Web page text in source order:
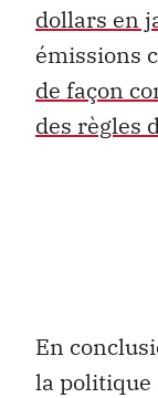
dollars en
émissions
de façon
des règles
En
la politique